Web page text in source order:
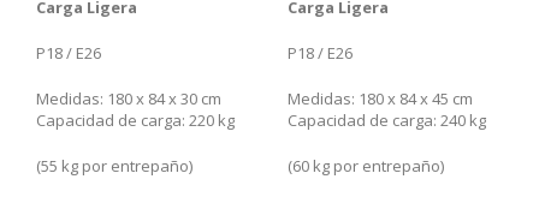
Carga Ligera
P18 / E26
Medidas: 180 x 84 x 30 cm
Capacidad de carga: 220 kg
(55 kg por entrepaño)
Carga Ligera
P18 / E26
Medidas: 180 x 84 x 45 cm
Capacidad de carga: 240 kg
(60 kg por entrepaño)